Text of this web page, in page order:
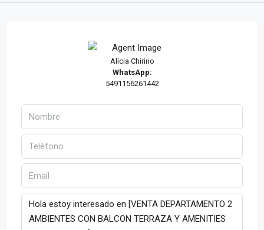
Alicia Chirino
WhatsApp:
5491156261442